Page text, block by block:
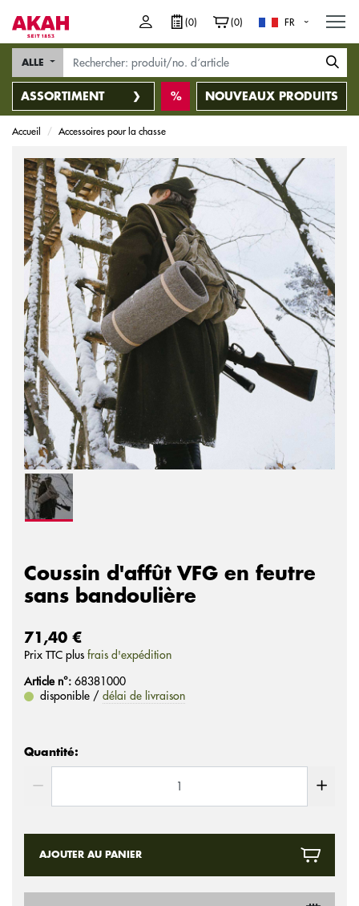
(0) (0) FR
ASSORTIMENT
ALLE
NOUVEAUX PRODUITS
Accueil Accessoires pour la chasse
Coussin d'affût VFG en feutre
sans bandoulière
71,40 €
Prix ​​TTC plus frais d'expédition
Article n°: 68381000
disponible / délai de livraison
Quantité:
AJOUTER AU PANIER